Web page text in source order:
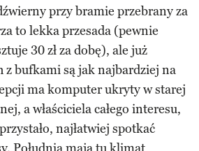
przy bramie przebrany za
to lekka przesada (pewnie
30 zł za dobę), ale już
bufkami są jak najbardziej na
ma komputer ukryty w starej
a właściciela całego interesu,
najłatwiej spotkać